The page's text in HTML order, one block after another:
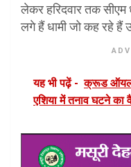
लेकर हरिदवार तक सीएम
लगे हैं धामी जो कह रहे हैं
यह भी पढ़ें - क्रूड ऑयल
एशिया में तनाव घटने का